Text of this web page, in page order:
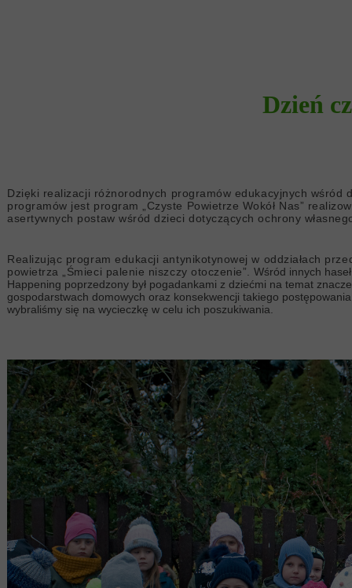
Dzięki realizacji różnorodnych programów edukacyjnych wśród
programów jest program „Czyste Powietrze Wokół Nas”
asertywnych postaw wśród dzieci dotyczących ochrony
Realizując program edukacji antynikotynowej w oddziałach
powietrza „Śmieci palenie niszczy otoczenie”.
Wśród innych
Happening poprzedzony był pogadankami z dziećmi na temat
gospodarstwach domowych oraz konsekwencji takiego
wybraliśmy się na wycieczkę w celu ich poszukiwania.
Dzień